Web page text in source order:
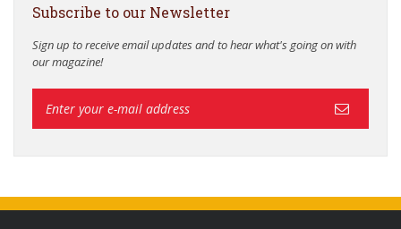
Subscribe to our Newsletter
Sign up to receive email updates and to hear what's going on with
our magazine!